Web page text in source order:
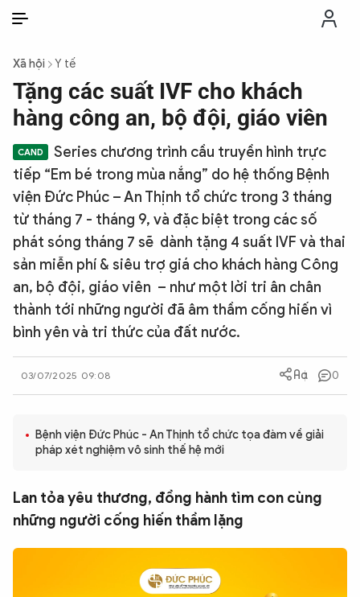
THỜI SỰ
CHỐNG DIỄN BIẾN HÒA BÌNH
CÔNG AN TRONG LÒNG DÂN
PHÁP LUẬT
CÔNG NGHỆ
QUỐC TẾ
VĂN HÓA - THỂ THAO
ĐA PHƯƠNG TIỆN
Ảnh
Xã hội Y tế
Tặng các suất IVF cho khách
hàng công an, bộ đội, giáo viên
Series chương trình cầu truyền hình trực
tiếp “Em bé trong mùa nắng” do hệ thống Bệnh
viện Đức Phúc – An Thịnh tổ chức trong 3 tháng
từ tháng 7 - tháng 9, và đặc biệt trong các số
phát sóng tháng 7 sẽ dành tặng 4 suất IVF và thai
sản miễn phí & siêu trợ giá cho khách hàng Công
an, bộ đội, giáo viên – như một lời tri ân chân
thành tới những người đã âm thầm cống hiến vì
bình yên và tri thức của đất nước.
03/07/2025 09:08 0
Bệnh viện Đức Phúc - An Thịnh tổ chức tọa đàm về giải
pháp xét nghiệm vô sinh thế hệ mới
Lan tỏa yêu thương, đồng hành tìm con cùng
những người cống hiến thầm lặng